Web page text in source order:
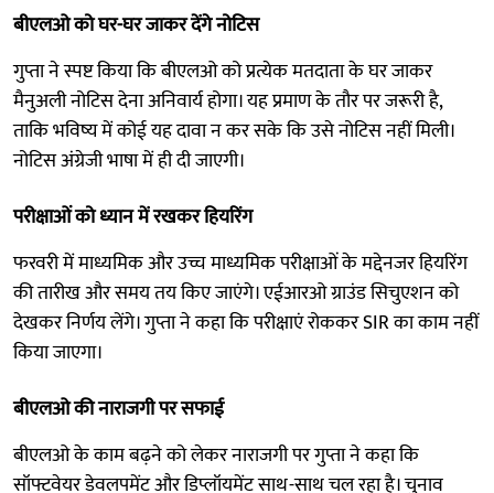
बीएलओ को घर-घर जाकर देंगे नोटिस
गुप्ता ने स्पष्ट किया कि बीएलओ को प्रत्येक मतदाता के घर जाकर
मैनुअली नोटिस देना अनिवार्य होगा। यह प्रमाण के तौर पर जरूरी है,
ताकि भविष्य में कोई यह दावा न कर सके कि उसे नोटिस नहीं मिली।
नोटिस अंग्रेजी भाषा में ही दी जाएगी।
परीक्षाओं को ध्यान में रखकर हियरिंग
फरवरी में माध्यमिक और उच्च माध्यमिक परीक्षाओं के मद्देनजर हियरिंग
की तारीख और समय तय किए जाएंगे। एईआरओ ग्राउंड सिचुएशन को
देखकर निर्णय लेंगे। गुप्ता ने कहा कि परीक्षाएं रोककर SIR का काम नहीं
किया जाएगा।
बीएलओ की नाराजगी पर सफाई
बीएलओ के काम बढ़ने को लेकर नाराजगी पर गुप्ता ने कहा कि
सॉफ्टवेयर डेवलपमेंट और डिप्लॉयमेंट साथ-साथ चल रहा है। चुनाव